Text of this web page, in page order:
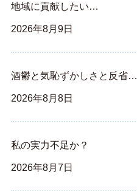
地域に貢献したい…
2026年8月9日
酒鬱と気恥ずかしさと反省…
2026年8月8日
私の実力不足か？
2026年8月7日